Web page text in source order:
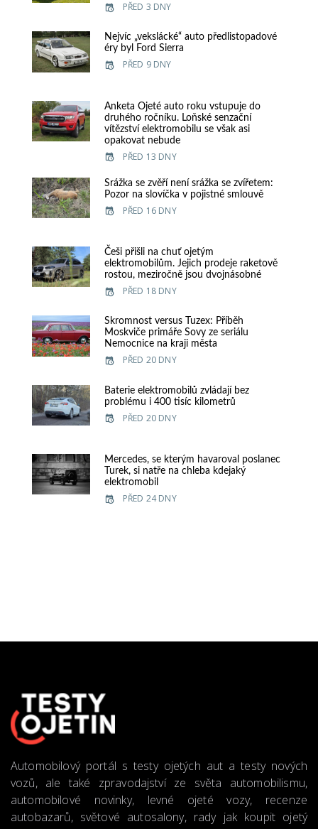
PŘED 3 DNY
Nejvíc „vekslácké“ auto předlistopadové
éry byl Ford Sierra
PŘED 9 DNY
Anketa Ojeté auto roku vstupuje do
druhého ročníku. Loňské senzační
vítězství elektromobilu se však asi
opakovat nebude
PŘED 13 DNY
Srážka se zvěří není srážka se zvířetem:
Pozor na slovíčka v pojistné smlouvě
PŘED 16 DNY
Češi přišli na chuť ojetým
elektromobilům. Jejich prodeje raketově
rostou, meziročně jsou dvojnásobné
PŘED 18 DNY
Skromnost versus Tuzex: Příběh
Moskviče primáře Sovy ze seriálu
Nemocnice na kraji města
PŘED 20 DNY
Baterie elektromobilů zvládají bez
problému i 400 tisíc kilometrů
PŘED 20 DNY
Mercedes, se kterým havaroval poslanec
Turek, si natře na chleba kdejaký
elektromobil
PŘED 24 DNY
Automobilový portál s testy ojetých aut a testy nových
vozů, ale také zpravodajství ze světa automobilismu,
automobilové novinky, levné ojeté vozy, recenze
autobazarů, světové autosalony, rady jak koupit ojetý